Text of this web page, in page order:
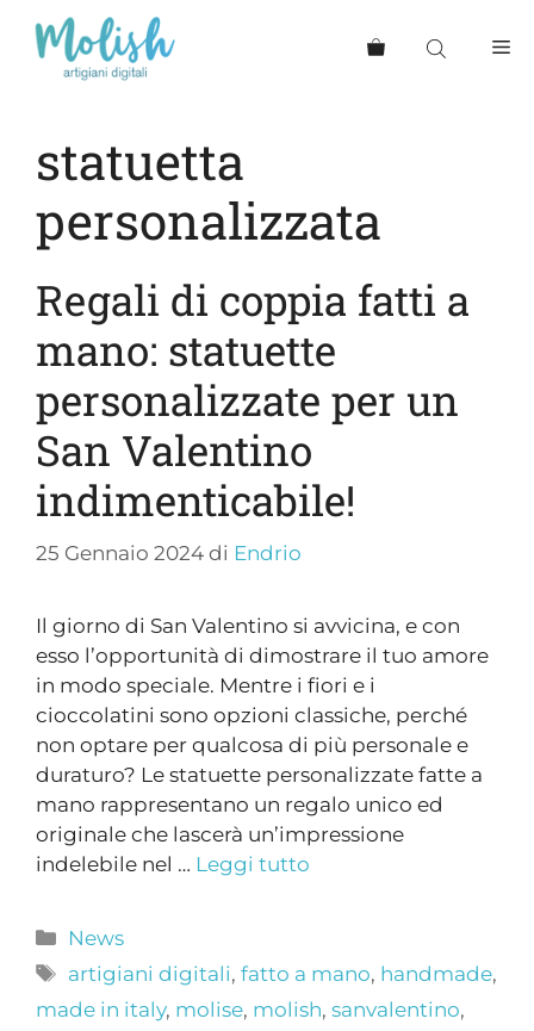
contenuto
statuetta
personalizzata
Regali di coppia fatti a
mano: statuette
personalizzate per un
San Valentino
indimenticabile!
25 Gennaio 2024 di Endrio
Il giorno di San Valentino si avvicina, e con
esso l’opportunità di dimostrare il tuo amore
in modo speciale. Mentre i fiori e i
cioccolatini sono opzioni classiche, perché
non optare per qualcosa di più personale e
duraturo? Le statuette personalizzate fatte a
mano rappresentano un regalo unico ed
originale che lascerà un’impressione
indelebile nel … Leggi tutto
Categorie
News
Tag
artigiani digitali,fatto a mano, handmade,
made in italy, molise, molish, sanvalentino,